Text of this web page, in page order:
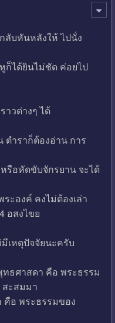
ลับหันหลังให้ ไปนั่ง
ก็ได้ยินไม่ชัด ค่อยไป
าวต่างๆ ได้
ตำราก็ต้องอ่าน การ
รือหัดขับจักรยาน จะได้
ะองค์ คงไม่ต้องเล่า
อสงไขย
เหตุปัจจัยนะครับ
ทธศาสดา คือ พระธรรม
สะสมมา
คือ พระธรรมของ